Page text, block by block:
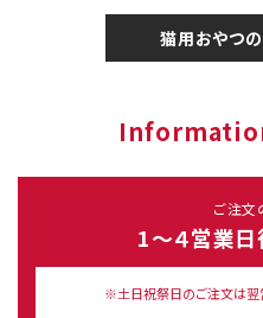
猫用おやつ
ご注文
1～４営業日
※土日祝祭日のご注文は翌